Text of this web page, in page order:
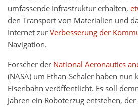
umfassende Infrastruktur erhalten,
den Transport von Materialien und
Internet zurVerbesserung der
Navigation.
Forscher der National Aeronautics
(NASA) um Ethan Schaler haben
Eisenbahn veröffentlicht. Es soll
Jahren ein Roboterzug entstehen,